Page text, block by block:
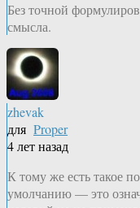
Без точной
смысла.
zhevak
для Proper
4 лет назад
К тому же есть такое
умолчанию — это